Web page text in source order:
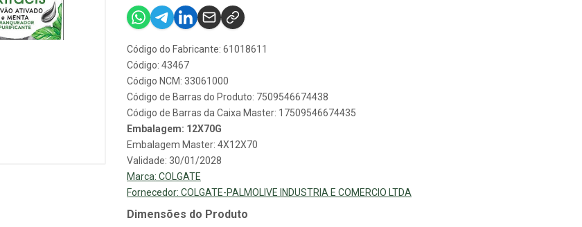
Código do Fabricante: 61018611
Código: 43467
Código NCM: 33061000
Código de Barras do Produto: 7509546674438
Código de Barras da Caixa Master: 17509546674435
Embalagem: 12X70G
Embalagem Master: 4X12X70
Validade: 30/01/2028
Marca: COLGATE
Fornecedor: COLGATE-PALMOLIVE INDUSTRIA E COMERCIO LTDA
Dimensões do Produto